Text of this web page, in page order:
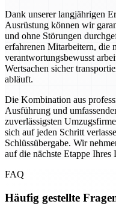
Dank unserer langjährigen
Ausrüstung können wir
und ohne Störungen
erfahrenen Mitarbeitern, die
verantwortungsbewusst
Wertsachen sicher
abläuft.
Die Kombination aus
Ausführung und
zuverlässigsten
sich auf jeden Schritt
Schlüssübergabe. Wir
auf die nächste Etappe
FAQ
Häufig gestellte